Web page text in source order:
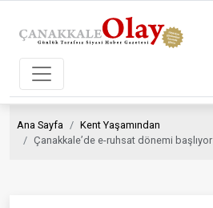
Ana Sayfa
Kent Yaşamından
Çanakkale’de e-ruhsat dönemi başlıyor